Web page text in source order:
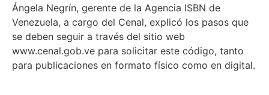
Ángela Negrín, gerente de la Agencia ISBN de
Venezuela, a cargo del Cenal, explicó los pasos que
se deben seguir a través del sitio web
www.cenal.gob.ve para solicitar este código, tanto
para publicaciones en formato físico como en digital.